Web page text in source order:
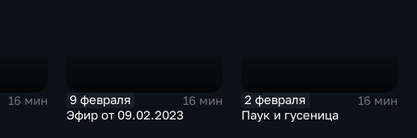
16 мин
9 февраля
16 мин
Эфир от 09.02.2023
2 февраля
16 мин
Паук и гусеница